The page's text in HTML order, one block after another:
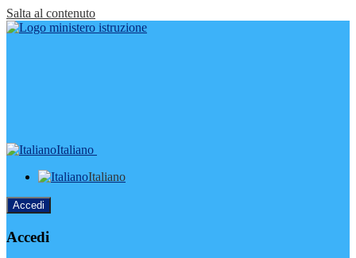
Salta al contenuto
Italiano
Italiano
Accedi
Accedi